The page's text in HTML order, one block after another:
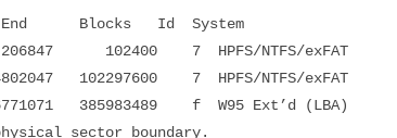
Blocks Id System
102400 7 HPFS/NTFS/exFAT
102297600 7 HPFS/NTFS/exFAT
385983489 f W95 Ext’d (LBA)
sector boundary.